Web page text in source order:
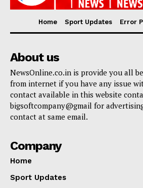
Home Sport Updates Error
About us
NewsOnline.co.in is provide you all
from internet if you have any issue
contact available in this website
bigsoftcompany@gmail for
contact at same email.
Company
Home
Sport Updates